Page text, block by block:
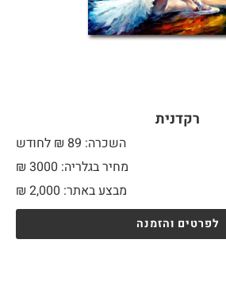
רקדנית
השכרה: 89 ₪ לחודש
מחיר בגלריה: 3000 ₪
מבצע באתר:
₪ 2,000
לפרטים והזמנה